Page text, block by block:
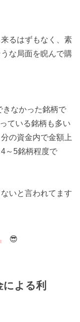
るはずもなく、素
な局面を睨んで購
きなかった銘柄で
ている銘柄も多い
の資金内で金額上
～5銘柄程度で
いと言われてます
😎
よる利